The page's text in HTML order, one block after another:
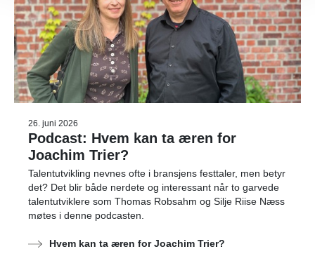
26. juni 2026
Podcast: Hvem kan ta æren for
Joachim Trier?
Talentutvikling nevnes ofte i bransjens festtaler, men betyr
det? Det blir både nerdete og interessant når to garvede
talentutviklere som Thomas Robsahm og Silje Riise Næss
møtes i denne podcasten.
Hvem kan ta æren for Joachim Trier?